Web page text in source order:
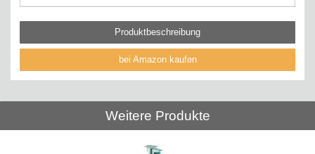
Produktbeschreibung
bei Amazon kaufen
Weitere Produkte